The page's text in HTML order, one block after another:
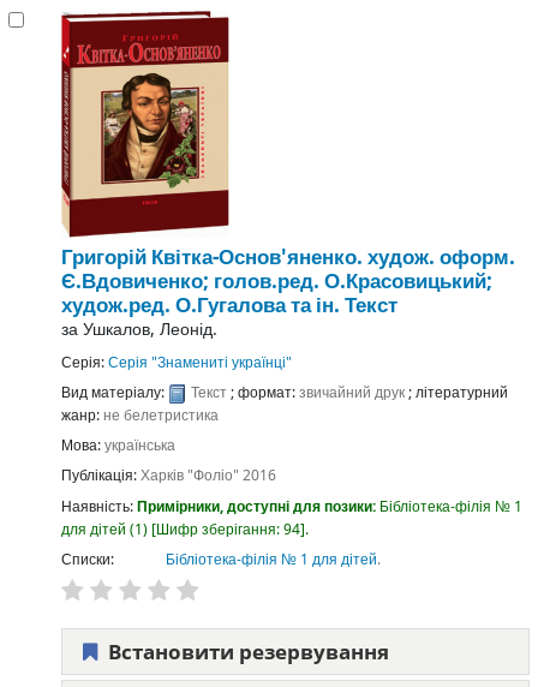
Григорій Квітка-Основ'яненко. худож. оформ.
Є.Вдовиченко; голов.ред. О.Красовицький;
худож.ред. О.Гугалова та ін. Текст
заУшкалов, Леонід.
Серія:Серія "Знамениті українці"
Вид матеріалу:
Текст; формат:звичайний друк; літературний
жанр:не белетристика
Мова:українська
Публікація:Харків"Фоліо" 2016
Наявність:Примірники, доступні для позики: Бібліотека-філія № 1
для дітей (1) Шифр зберігання:94 .
Списки:
Бібліотека-філія № 1 для дітей.
Встановити резервування